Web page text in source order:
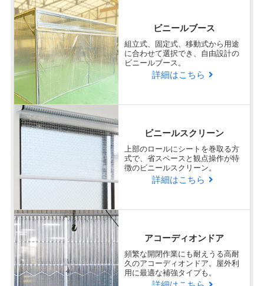
ビニールブース
組立式、固定式、移動式から用途
に合わせて選択でき、自由設計の
ビニールブース。
詳細はこちら
ビニールスクリーン
上部のロールにシートを巻取る方
式で、省スペースと観点操作が特
徴のビニールスクリーン。
詳細はこちら
アコーディオンドア
頻繁な開閉作業にも耐えうる高耐
久のアコーディオンドア。屋外利
用に最適な補強タイプも。